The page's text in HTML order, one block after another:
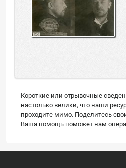
Короткие или отрывочные
настолько велики, что наши
проходите мимо. Поделитесь
Ваша помощь поможет нам